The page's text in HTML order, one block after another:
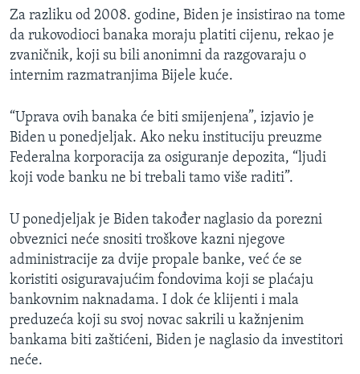
Za razliku od 2008. godine, Biden je insistirao na tome
da rukovodioci banaka moraju platiti cijenu, rekao je
zvaničnik, koji su bili anonimni da razgovaraju o
internim razmatranjima Bijele kuće.
“Uprava ovih banaka će biti smijenjena”, izjavio je
Biden u ponedjeljak. Ako neku instituciju preuzme
Federalna korporacija za osiguranje depozita, “ljudi
koji vode banku ne bi trebali tamo više raditi”.
U ponedjeljak je Biden također naglasio da porezni
obveznici neće snositi troškove kazni njegove
administracije za dvije propale banke, već će se
koristiti osiguravajućim fondovima koji se plaćaju
bankovnim naknadama. I dok će klijenti i mala
preduzeća koji su svoj novac sakrili u kažnjenim
bankama biti zaštićeni, Biden je naglasio da investitori
neće.